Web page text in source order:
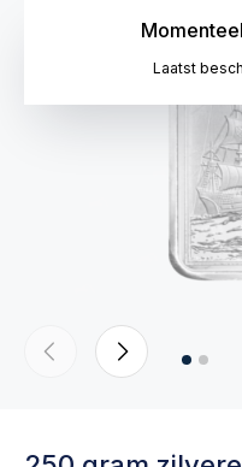
Laatst